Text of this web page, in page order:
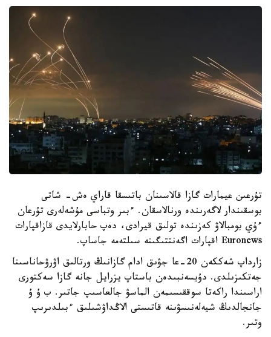
تۇرعىن عيمارات گازا قالاسىنان باتىسقا قاراي ەش- شاتى
بوسقىندار لاگەرىندە ورنالاسقان. ءبىر وتباسى مۇشەلەرى تۇرعان
ءۇي بومبالاۋ كەزىندە تولىق قيرادى، دەپ حابارلايدى قازاقپارات
Euronews اقپارات اگەنتتىگىنە سىلتەمە جاساپ.
زارداپ شەككەن 20-عا جۋىق ادام گازانىڭ ورتالىق اۋرۋحاناسىنا
جەتكىزىلدى. دۇيسەنبىدەن باستاپ يزرايل جانە گازا سەكتورى
اراسىندا راكەتا سوققىسىمەن الماسۋ جالعاسىپ جاتىر. ب ۇ ۇ
جانجالدىڭ شيەلەنىسۋىنە قاتىستى الاڭداۋشىلىق ءبىلدىرىپ
وتىر.